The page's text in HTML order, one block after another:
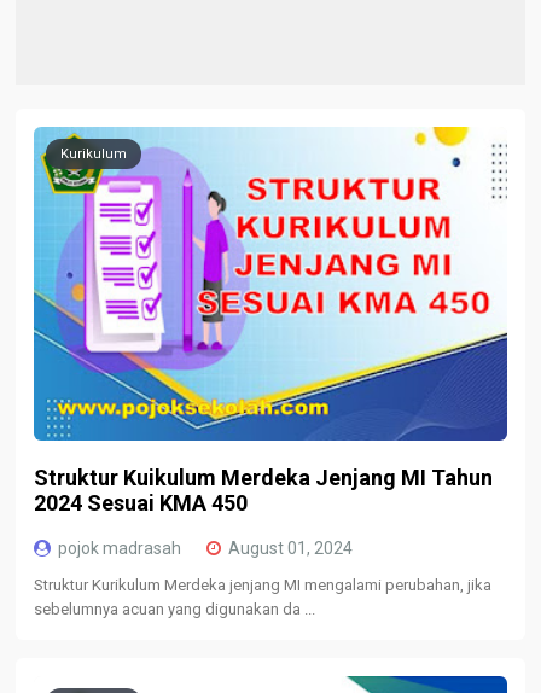
Kurikulum
Struktur Kuikulum Merdeka Jenjang MI Tahun
2024 Sesuai KMA 450
pojok madrasah August 01, 2024
Struktur Kurikulum Merdeka jenjang MI mengalami perubahan, jika
sebelumnya acuan yang digunakan da ...